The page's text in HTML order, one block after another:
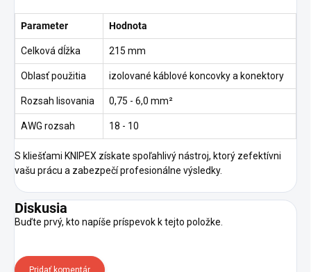
Parameter Hodnota
Celková dĺžka 215 mm
Oblasť použitia izolované káblové koncovky a konektory
Rozsah lisovania 0,75 - 6,0 mm²
AWG rozsah 18 - 10
S kliešťami KNIPEX získate spoľahlivý nástroj, ktorý zefektívni
vašu prácu a zabezpečí profesionálne výsledky.
Diskusia
Buďte prvý, kto napíše príspevok k tejto položke.